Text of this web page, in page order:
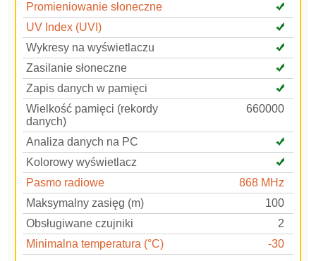
Promieniowanie słoneczne
UV Index (UVI)
Wykresy na wyświetlaczu
Zasilanie słoneczne
Zapis danych w pamięci
Wielkość pamięci (rekordy
danych)
660000
Analiza danych na PC
Kolorowy wyświetlacz
Pasmo radiowe
868 MHz
Maksymalny zasięg (m)
100
Obsługiwane czujniki
2
Minimalna temperatura (°C)
-30